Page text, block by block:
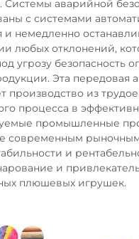
Системы аварийной
с системами
и немедленно
любых отклонений,
угрозу безопасность
Эта передовая
производство из
процесса в
промышленные
современным
и
и
плюшевых игрушек.